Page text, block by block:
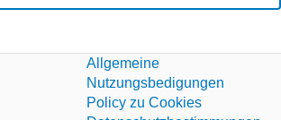
Allgemeine
Nutzungsbedigungen
Policy zu Cookies